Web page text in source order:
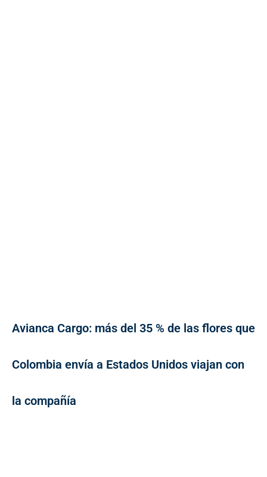
Avianca Cargo: más del 35 % de las flores que
Colombia envía a Estados Unidos viajan con
la compañía